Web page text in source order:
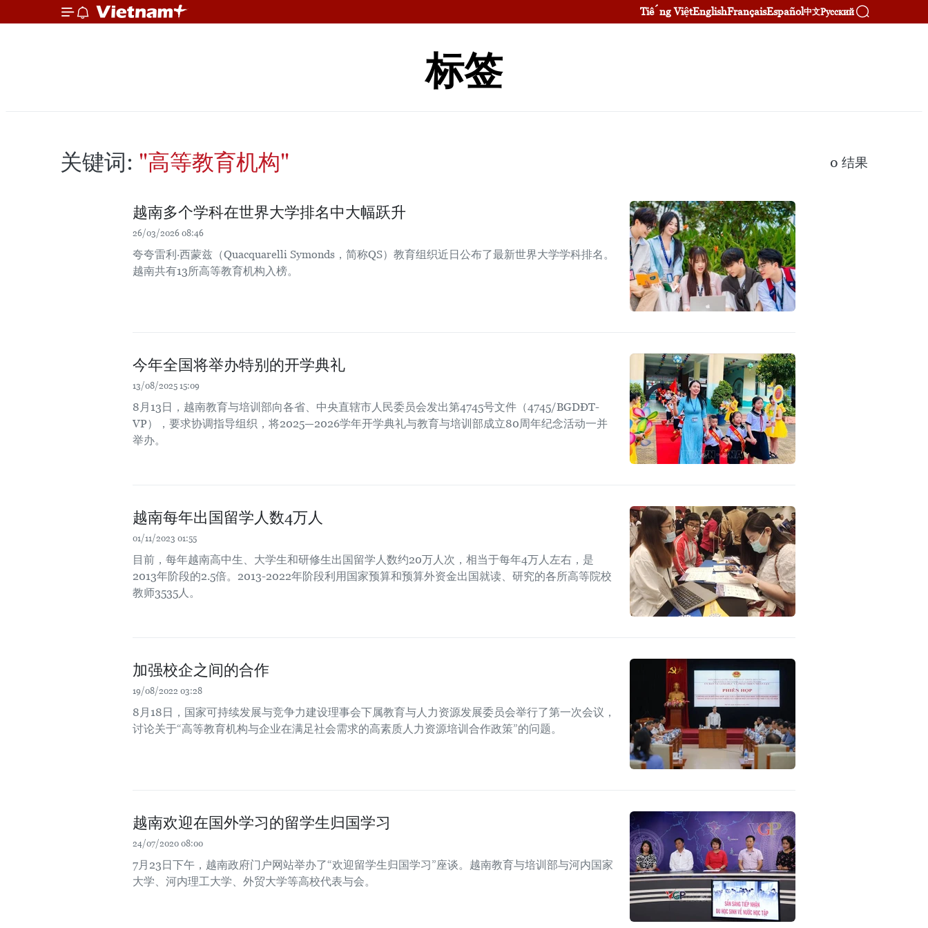
Tiếng ViệtEnglishFrançaisEspañol中文Русский
标签
关键词: "高等教育机构" 0 结果
越南多个学科在世界大学排名中大幅跃升
26/03/2026 08:46
夸夸雷利·西蒙兹（Quacquarelli Symonds，简称QS）教育组织近日公布了最新世界大学学科排名。
越南共有13所高等教育机构入榜。
今年全国将举办特别的开学典礼
13/08/2025 15:09
8月13日，越南教育与培训部向各省、中央直辖市人民委员会发出第4745号文件（4745/BGDĐT-
VP），要求协调指导组织，将2025—2026学年开学典礼与教育与培训部成立80周年纪念活动一并
举办。
越南每年出国留学人数4万人
01/11/2023 01:55
目前，每年越南高中生、大学生和研修生出国留学人数约20万人次，相当于每年4万人左右，是
2013年阶段的2.5倍。2013-2022年阶段利用国家预算和预算外资金出国就读、研究的各所高等院校
教师3535人。
加强校企之间的合作
19/08/2022 03:28
8月18日，国家可持续发展与竞争力建设理事会下属教育与人力资源发展委员会举行了第一次会议，
讨论关于“高等教育机构与企业在满足社会需求的高素质人力资源培训合作政策”的问题。
越南欢迎在国外学习的留学生归国学习
24/07/2020 08:00
7月23日下午，越南政府门户网站举办了“欢迎留学生归国学习”座谈。越南教育与培训部与河内国家
大学、河内理工大学、外贸大学等高校代表与会。